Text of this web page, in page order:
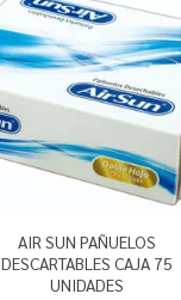
AIR SUN PAÑUELOS
DESCARTABLES CAJA 75
UNIDADES